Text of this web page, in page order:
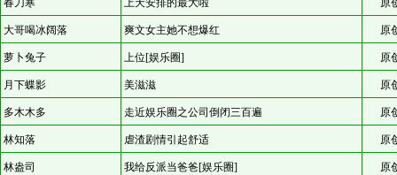
春刀寒 上天安排的最大啦 原
大哥喝冰阔落 爽文女主她不想爆红 原
萝卜兔子 上位[娱乐圈] 原
月下蝶影 美滋滋 原
多木木多 走近娱乐圈之公司倒闭三百遍 原
林知落 虐渣剧情引起舒适 原
林盎司 我给反派当爸爸[娱乐圈] 原